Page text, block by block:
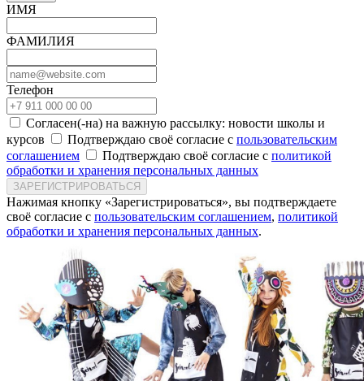
ИМЯ
ФАМИЛИЯ
Телефон
Согласен(-на) на важную рассылку: новости школы и
курсов
Подтверждаю своё согласие с пользовательским
соглашением
Подтверждаю своё согласие с политикой
обработки и хранения персональных данных
ЗАРЕГИСТРИРОВАТЬСЯ
Нажимая кнопку «Зарегистрироваться», вы подтверждаете
своё согласие с пользовательским соглашением, политикой
обработки и хранения персональных данных.